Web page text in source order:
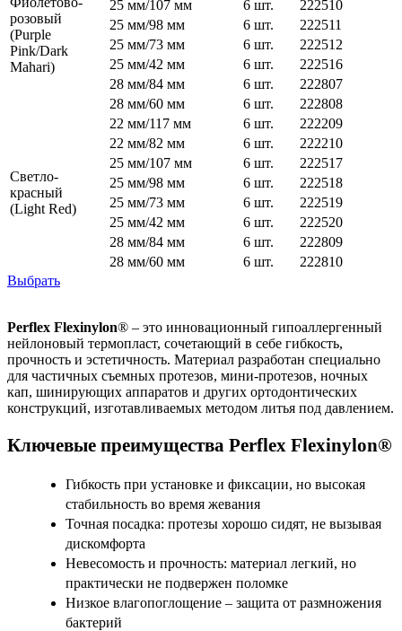
розовый
(Purple
Pink/Dark
Mahari)
25 мм/107 мм 6 шт.
222510
25 мм/98 мм
6 шт.
222511
25 мм/73 мм
6 шт.
222512
25 мм/42 мм
6 шт.
222516
28 мм/84 мм
6 шт.
222807
28 мм/60 мм
6 шт. 222808
Cветло-
красный
(Light Red)
22 мм/117 мм 6 шт.
222209
22 мм/82 мм
6 шт.
222210
25 мм/107 мм
6 шт.
222517
25 мм/98 мм
6 шт.
222518
25 мм/73 мм
6 шт.
222519
25 мм/42 мм
6 шт.
222520
28 мм/84 мм
6 шт.
222809
28 мм/60 мм
6 шт.
222810
Выбрать
Perflex Flexinylon® – это инновационный гипоаллергенный
нейлоновый термопласт, сочетающий в себе гибкость,
прочность и эстетичность. Материал разработан специально
для частичных съемных протезов, мини-протезов, ночных
кап, шинирующих аппаратов и других ортодонтических
конструкций, изготавливаемых методом литья под давлением.
Ключевые преимущества Perflex Flexinylon®
Гибкость при установке и фиксации, но высокая
стабильность во время жевания
Точная посадка: протезы хорошо сидят, не вызывая
дискомфорта
Невесомость и прочность: материал легкий, но
практически не подвержен поломке
Низкое влагопоглощение – защита от размножения
бактерий